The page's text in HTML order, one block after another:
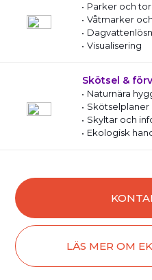
Parker och
Våtmarker
Visualisering
Skötsel &
Naturnära
Skötselplaner
Skyltar och
Ekologisk
LÄS MER OM